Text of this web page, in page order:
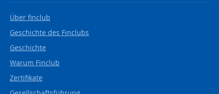
Über finclub
Geschichte des Finclubs
Geschichte
Warum Finclub
Zertifikate